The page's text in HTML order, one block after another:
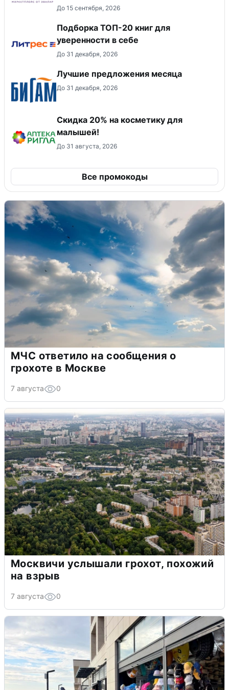
До 15 сентября, 2026
Подборка ТОП-20 книг для
уверенности в себе
До 31 декабря, 2026
Лучшие предложения месяца
До 31 декабря, 2026
Скидка 20% на косметику для
малышей!
До 31 августа, 2026
Все промокоды
МЧС ответило на сообщения о
грохоте в Москве
7 августа 0
Москвичи услышали грохот, похожий
на взрыв
7 августа 0